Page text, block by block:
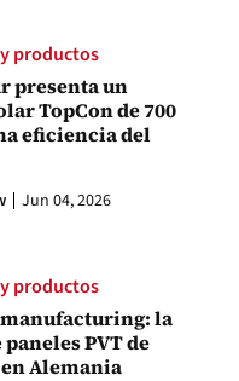
productos
presenta un
TopCon de 700
eficiencia del
Jun 04, 2026
productos
la
PVT de
Alemania